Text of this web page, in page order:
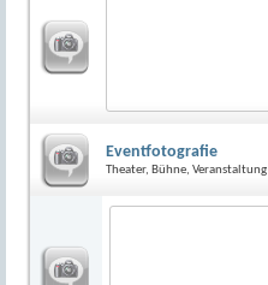
Eventfotografie
Theater, Bühne, Veranstaltung